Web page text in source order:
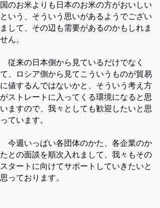
国のお米よりも日本のお米の方がおいしい
という、そういう思いがあるようでござい
まして、その辺も需要があるのかもしれま
せん。
従来の日本側から見ているだけでなく
て、ロシア側から見てこういうものが貿易
に値するんではないかと、そういう考え方
がストレートに入ってくる環境になると思
いますので、我々としても歓迎したいと思
っています。
今週いっぱい各団体のかた、各企業のか
たとの面談を順次入れまして、我々もその
スタートに向けてサポートしていきたいと
思っております。